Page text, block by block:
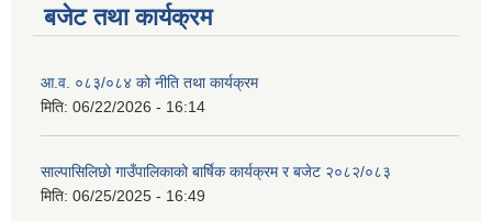
बजेट तथा कार्यक्रम
आ.व. ०८३/०८४ को नीति तथा कार्यक्रम
मिति: 06/22/2026 - 16:14
साल्पासिलिछो गाउँपालिकाको बार्षिक कार्यक्रम र बजेट २०८२/०८३
मिति: 06/25/2025 - 16:49